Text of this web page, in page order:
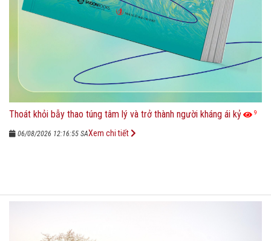
Thoát khỏi bẫy thao túng tâm lý và trở thành người kháng ái kỷ 9
06/08/2026 12:16:55 SAXem chi tiết